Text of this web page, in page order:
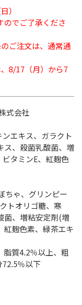
）
のでご了承くださ
ご注文は、通常通
8/17（月）から7
式会社
エキス、ガラクト
ス、殺菌乳酸菌、増
タミンE、紅麹色
ちゃ、グリンピー
トオリゴ糖、寒
菌、増粘安定剤(増
紅麹色素、緑茶エキ
脂質4.2％以上、粗
％以下